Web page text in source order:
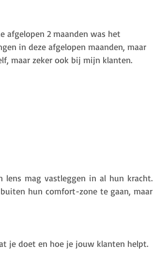
afgelopen 2 maanden was het
in deze afgelopen maanden, maar
maar zeker ook bij mijn klanten.
mag vastleggen in al hun kracht.
hun comfort-zone te gaan, maar
je doet en hoe je jouw klanten helpt.